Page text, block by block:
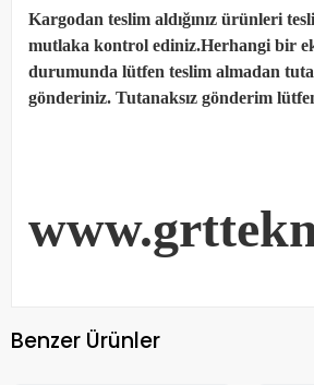
Kargodan teslim aldığınız ürünleri
mutlaka kontrol ediniz.Herhangi bir
durumunda lütfen teslim almadan
gönderiniz. Tutanaksız gönderim
Benzer Ürünler